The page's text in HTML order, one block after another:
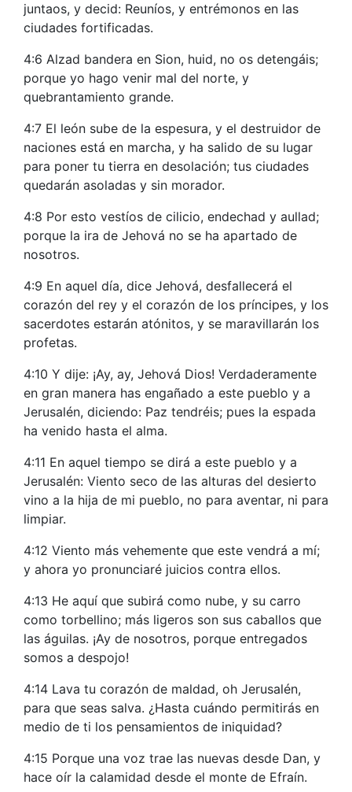
juntaos, y decid: Reuníos, y entrémonos en las
ciudades fortificadas.
4:6 Alzad bandera en Sion, huid, no os detengáis;
porque yo hago venir mal del norte, y
quebrantamiento grande.
4:7 El león sube de la espesura, y el destruidor de
naciones está en marcha, y ha salido de su lugar
para poner tu tierra en desolación; tus ciudades
quedarán asoladas y sin morador.
4:8 Por esto vestíos de cilicio, endechad y aullad;
porque la ira de Jehová no se ha apartado de
nosotros.
4:9 En aquel día, dice Jehová, desfallecerá el
corazón del rey y el corazón de los príncipes, y los
sacerdotes estarán atónitos, y se maravillarán los
profetas.
4:10 Y dije: ¡Ay, ay, Jehová Dios! Verdaderamente
en gran manera has engañado a este pueblo y a
Jerusalén, diciendo: Paz tendréis; pues la espada
ha venido hasta el alma.
4:11 En aquel tiempo se dirá a este pueblo y a
Jerusalén: Viento seco de las alturas del desierto
vino a la hija de mi pueblo, no para aventar, ni para
limpiar.
4:12 Viento más vehemente que este vendrá a mí;
y ahora yo pronunciaré juicios contra ellos.
4:13 He aquí que subirá como nube, y su carro
como torbellino; más ligeros son sus caballos que
las águilas. ¡Ay de nosotros, porque entregados
somos a despojo!
4:14 Lava tu corazón de maldad, oh Jerusalén,
para que seas salva. ¿Hasta cuándo permitirás en
medio de ti los pensamientos de iniquidad?
4:15 Porque una voz trae las nuevas desde Dan, y
hace oír la calamidad desde el monte de Efraín.